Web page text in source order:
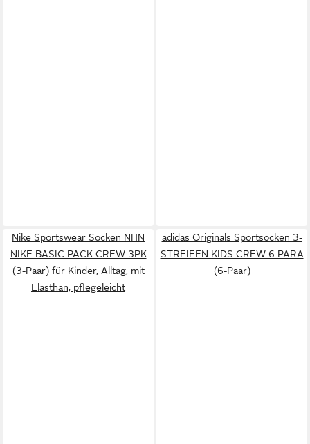
Nike Sportswear Socken NHN
NIKE BASIC PACK CREW 3PK
(3-Paar) für Kinder, Alltag, mit
Elasthan, pflegeleicht
adidas Originals Sportsocken 3-
STREIFEN KIDS CREW 6 PARA
(6-Paar)